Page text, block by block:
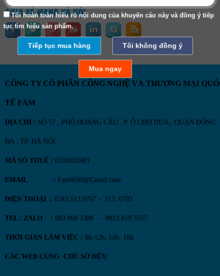
Tôi hoàn toàn hiểu rõ nội dung của khuyến cáo này và đồng ý tiếp
tục tìm hiểu sản phẩm.
Tiếp tục mua hàng Tôi không đồng ý
Mua ngay
CHIA SẺ MẠNG XÃ HỘI
CÔNG TY CỔ PHẦN CÔNG NGHỆ VÀ THƯƠNG MẠI
TẾ FAM
ĐỊA CHỈ : SỐ 57 , PHỐ HOÀNG CẦU , P. Ô CHỢ DỪA , QUẬN ĐỐNG
ĐA , TP. HÀ NÔI
MÃ SỐ THUẾ : 0101635983
EMAIL : Fam6699@Gmail.com
ĐIỆN THOẠI : 0243.513.0767 - 513. 0785
TEL / ZALO : 083 868 3388 - 0813 818 5555
THỜI GIAN LÀM VIỆC : 8h-12h, 14h- 18h
CÁC WEB CÙNG CHỦ SỞ HỮU